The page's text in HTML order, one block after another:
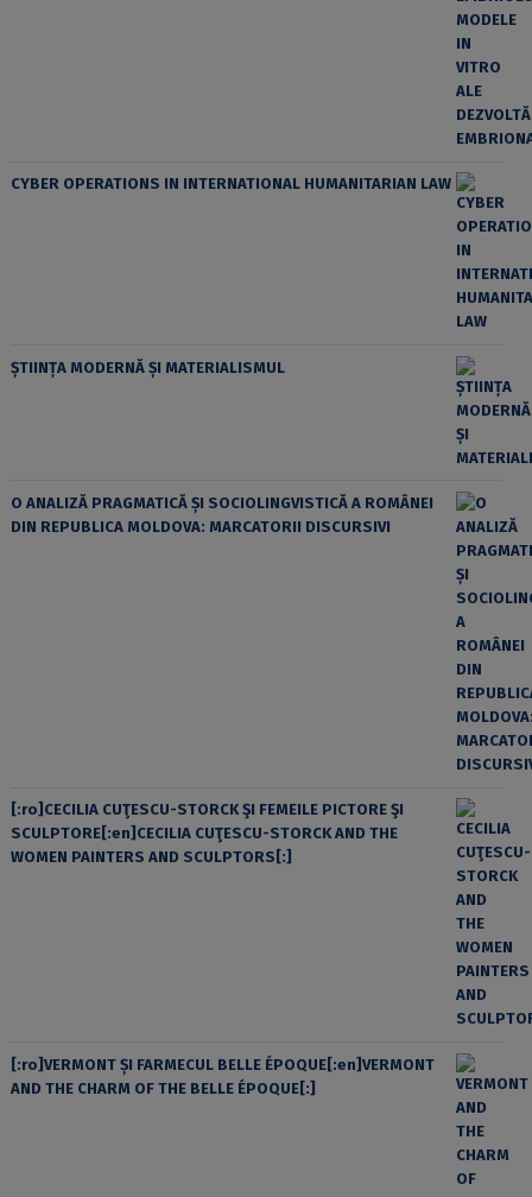
CYBER OPERATIONS IN INTERNATIONAL HUMANITARIAN LAW
ȘTIINȚA MODERNĂ ȘI MATERIALISMUL
O ANALIZĂ PRAGMATICĂ ȘI SOCIOLINGVISTICĂ A ROMÂNEI
DIN REPUBLICA MOLDOVA: MARCATORII DISCURSIVI
[:ro]CECILIA CUŢESCU-STORCK ŞI FEMEILE PICTORE ŞI
SCULPTORE[:en]CECILIA CUŢESCU-STORCK AND THE
WOMEN PAINTERS AND SCULPTORS[:]
[:ro]VERMONT ȘI FARMECUL BELLE ÉPOQUE[:en]VERMONT
AND THE CHARM OF THE BELLE ÉPOQUE[:]